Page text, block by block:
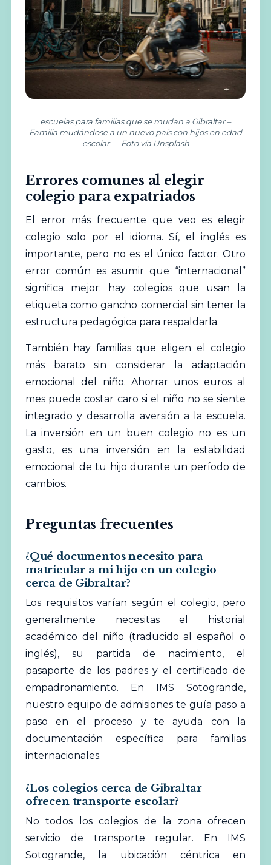
escuelas para familias que se mudan a Gibraltar –
Familia mudándose a un nuevo país con hijos en edad
escolar — Foto vía Unsplash
Errores comunes al elegir
colegio para expatriados
El error más frecuente que veo es elegir
colegio solo por el idioma. Sí, el inglés es
importante, pero no es el único factor. Otro
error común es asumir que “internacional”
significa mejor: hay colegios que usan la
etiqueta como gancho comercial sin tener la
estructura pedagógica para respaldarla.
También hay familias que eligen el colegio
más barato sin considerar la adaptación
emocional del niño. Ahorrar unos euros al
mes puede costar caro si el niño no se siente
integrado y desarrolla aversión a la escuela.
La inversión en un buen colegio no es un
gasto, es una inversión en la estabilidad
emocional de tu hijo durante un período de
cambios.
Preguntas frecuentes
¿Qué documentos necesito para
matricular a mi hijo en un colegio
cerca de Gibraltar?
Los requisitos varían según el colegio, pero
generalmente necesitas el historial
académico del niño (traducido al español o
inglés), su partida de nacimiento, el
pasaporte de los padres y el certificado de
empadronamiento. En IMS Sotogrande,
nuestro equipo de admisiones te guía paso a
paso en el proceso y te ayuda con la
documentación específica para familias
internacionales.
¿Los colegios cerca de Gibraltar
ofrecen transporte escolar?
No todos los colegios de la zona ofrecen
servicio de transporte regular. En IMS
Sotogrande, la ubicación céntrica en